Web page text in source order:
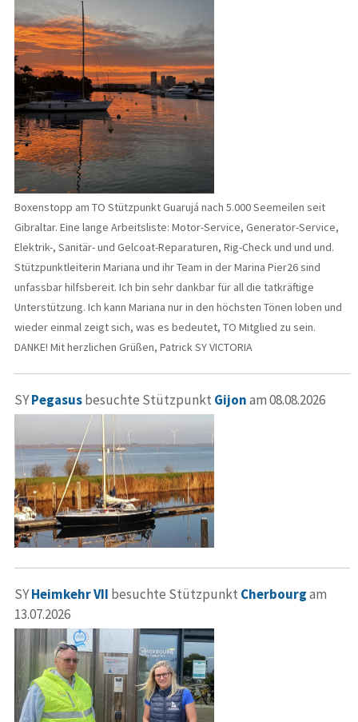
Boxenstopp am TO Stützpunkt Guarujá nach 5.000 Seemeilen seit
Gibraltar. Eine lange Arbeitsliste: Motor-Service, Generator-Service,
Elektrik-, Sanitär- und Gelcoat-Reparaturen, Rig-Check und und und.
Stützpunktleiterin Mariana und ihr Team in der Marina Pier26 sind
unfassbar hilfsbereit. Ich bin sehr dankbar für all die tatkräftige
Unterstützung. Ich kann Mariana nur in den höchsten Tönen loben und
wieder einmal zeigt sich, was es bedeutet, TO Mitglied zu sein.
DANKE! Mit herzlichen Grüßen, Patrick SY VICTORIA
SYPegasusbesuchte Stützpunkt Gijonam 08.08.2026
SYHeimkehr VII besuchte Stützpunkt Cherbourgam
13.07.2026